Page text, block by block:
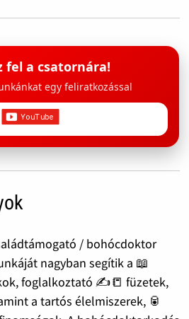
fel a csatornára!
egy feliratkozással
/ bohócdoktor
nagyban segítik a 📖
foglalkoztató ✍️📒 füzetek,
a tartós élelmiszerek, 🥫